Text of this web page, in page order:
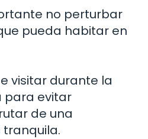
no perturbar
pueda habitar en
visitar durante la
evitar
de una